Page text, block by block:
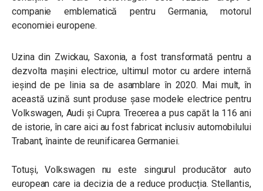
companie emblematică pentru Germania, motorul
economiei europene.
Uzina din Zwickau, Saxonia, a fost transformată pentru a
dezvolta mașini electrice, ultimul motor cu ardere internă
ieșind de pe linia sa de asamblare în 2020. Mai mult, în
această uzină sunt produse șase modele electrice pentru
Volkswagen, Audi și Cupra. Trecerea a pus capăt la 116 ani
de istorie, în care aici au fost fabricat inclusiv automobilului
Trabant, înainte de reunificarea Germaniei.
Totuși, Volkswagen nu este singurul producător auto
european care ia decizia de a reduce producția. Stellantis,